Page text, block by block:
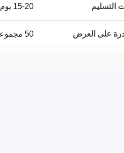
التسليم 15-20 يوم عمل
على العرض 50 مجموعة / مجموعات في الشهر